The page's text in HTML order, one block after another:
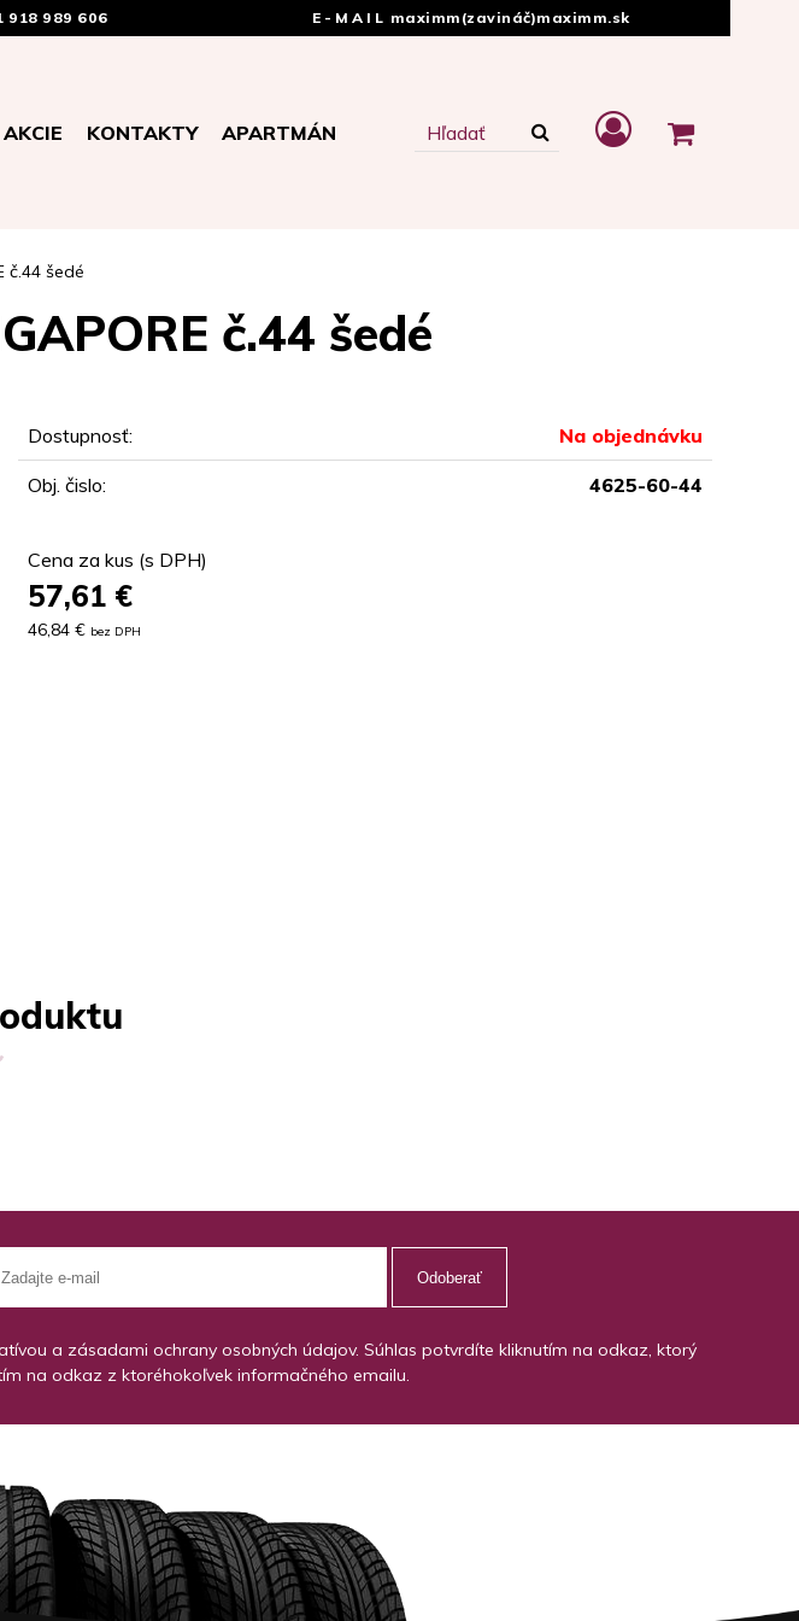
918 989 606 E-MAIL maximm(zavináč)maximm.sk
AKCIE KONTAKTY APARTMÁN
č.44 šedé
č.44 šedé
Dostupnosť: Na objednávku
Obj. čislo: 4625-60-44
Cena za kus (s DPH)
57,61 €
46,84 € bez DPH
Odoberať
a zásadami ochrany osobných údajov. Súhlas potvrdíte kliknutím na odkaz, ktorý
na odkaz z ktoréhokoľvek informačného emailu.